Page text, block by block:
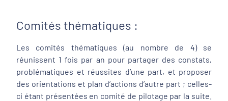
Comités thématiques :
Les comités thématiques (au nombre de 4) se
réunissent 1 fois par an pour partager des constats,
problématiques et réussites d’une part, et proposer
des orientations et plan d’actions d’autre part ; celles-
ci étant présentées en comité de pilotage par la suite.